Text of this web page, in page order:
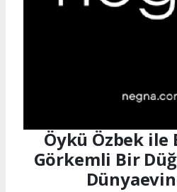
Öykü Özbek ile
Görkemli Bir